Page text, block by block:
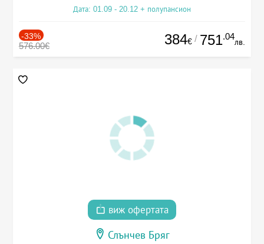
Дата: 01.09 - 20.12 + полупансион
-33%
576.00€ 384€ / 751.04
лв.
виж офертата
Слънчев Бряг